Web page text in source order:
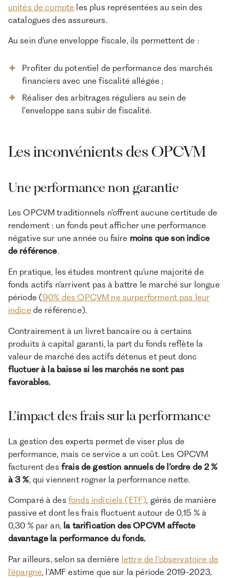
unités de compte les plus représentées au sein des
catalogues des assureurs.
Au sein d’une enveloppe fiscale, ils permettent de :
Profiter du potentiel de performance des marchés
financiers avec une fiscalité allégée ;
Réaliser des arbitrages réguliers au sein de
l’enveloppe sans subir de fiscalité.
Les inconvénients des OPCVM
Une performance non garantie
Les OPCVM traditionnels n’offrent aucune certitude de
rendement : un fonds peut afficher une performance
négative sur une année ou faire moins que son indice
de référence.
En pratique, les études montrent qu’une majorité de
fonds actifs n’arrivent pas à battre le marché sur longue
période (90% des OPCVM ne surperforment pas leur
indice de référence).
Contrairement à un livret bancaire ou à certains
produits à capital garanti, la part du fonds reflète la
valeur de marché des actifs détenus et peut donc
fluctuer à la baisse si les marchés ne sont pas
favorables.
L’impact des frais sur la performance
La gestion des experts permet de viser plus de
performance, mais ce service a un coût. Les OPCVM
facturent des frais de gestion annuels de l’ordre de 2 %
à 3 %, qui viennent rogner la performance nette.
Comparé à des fonds indiciels (ETF), gérés de manière
passive et dont les frais fluctuent autour de 0,15 % à
0,30 % par an, la tarification des OPCVM affecte
davantage la performance du fonds.
Par ailleurs, selon sa dernière lettre de l’observatoire de
l’épargne, l’AMF estime que sur la période 2019-2023,